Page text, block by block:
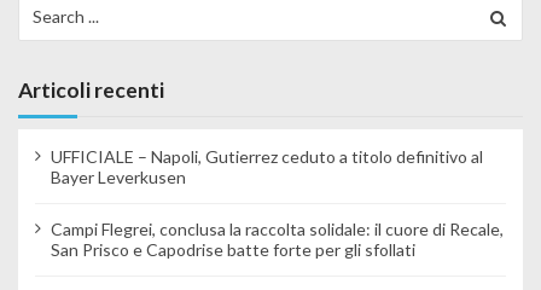
Articoli recenti
UFFICIALE – Napoli, Gutierrez ceduto a titolo definitivo al
Bayer Leverkusen
Campi Flegrei, conclusa la raccolta solidale: il cuore di Recale,
San Prisco e Capodrise batte forte per gli sfollati